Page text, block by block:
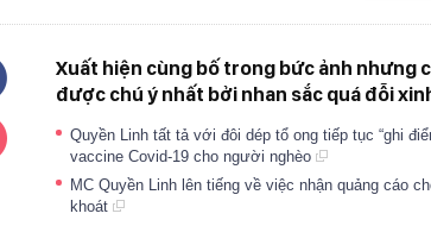
Xuất hiện cùng bố trong bức ảnh nhưng
được chú ý nhất bởi nhan sắc quá đỗi
Quyền Linh tất tả với đôi dép tổ ong tiếp tục “ghi
vaccine Covid-19 cho người nghèo
MC Quyền Linh lên tiếng về việc nhận quảng cáo
khoát